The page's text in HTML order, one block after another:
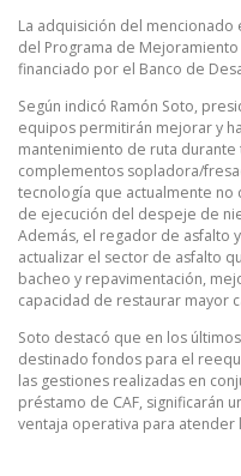
La adquisición del
del Programa de
financiado por el Banco de
Según indicó Ramón Soto,
equipos permitirán mejorar y
mantenimiento de ruta
complementos sopladora/
tecnología que actualmente
de ejecución del despeje de
Además, el regador de asfalto
actualizar el sector de asfalto
bacheo y repavimentación,
capacidad de restaurar mayor
Soto destacó que en los
destinado fondos para el
las gestiones realizadas en
préstamo de CAF, significarán
ventaja operativa para atender